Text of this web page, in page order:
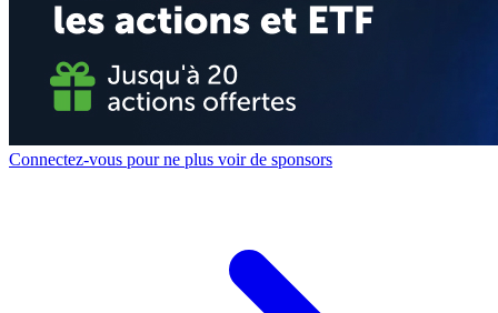
Connectez-vous pour ne plus voir de sponsors